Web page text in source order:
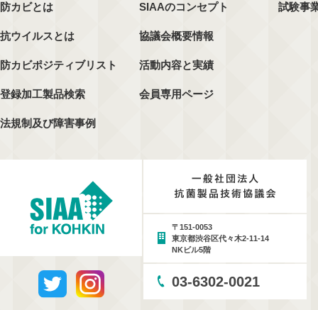
防カビとは
抗ウイルスとは
防カビポジティブリスト
登録加工製品検索
法規制及び障害事例
SIAAのコンセプト
協議会概要情報
活動内容と実績
会員専用ページ
試験事
〒151-0053
東京都渋谷区代々木2-11-14
NKビル5階
03-6302-0021